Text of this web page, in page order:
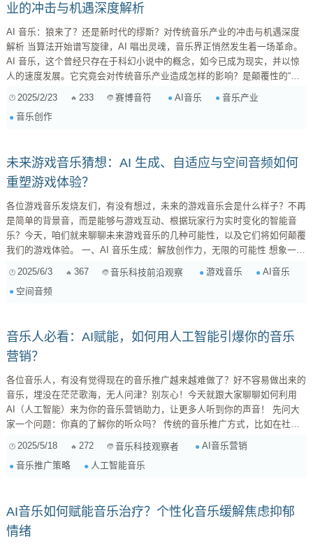
业的冲击与机遇深度解析
AI 音乐：狼来了？还是新时代的缪斯？对传统音乐产业的冲击与机遇深度
解析 当算法开始谱写旋律，AI 唱出灵魂，音乐界正悄然发生着一场革命。
AI 音乐，这个曾经只存在于科幻小说中的概念，如今已成为现实，并以惊
人的速度发展。它究竟会对传统音乐产业造成怎样的影响？是颠覆性的“狼
音乐产业的冲击、机遇以及未来发展趋势。 一、AI 音乐的崛起：从“玩具”
到“工具” AI 音乐的发展并非一蹴而就。早期 AI 生成的音乐，往往被认为是
2025/2/23 233 赛博音符 AI音乐
音乐产业
音乐创作
未来游戏音乐猜想：AI 生成、自适应与空间音频如何
重塑游戏体验？
各位游戏音乐发烧友们，有没有想过，未来的游戏音乐会是什么样子？不再
是简单的背景音，而是能够与游戏互动、根据玩家行为实时变化的智能音
乐？今天，咱们就来聊聊未来游戏音乐的几种可能性，以及它们将如何颠覆
我们的游戏体验。 一、AI 音乐生成：解放创作力，无限的可能性 想象一
下，你正在玩一款开放世界游戏，走到一片森林，游戏会根据你所处环境、
时间、天气等因素，AI 实时生成一段独特的森林音乐。当你进入战斗状
态，音乐会瞬间切换成激烈的战斗乐，而且每次战斗的音乐都不一样！这并
2025/6/3 367 音乐科技前沿观察 游戏音乐
AI音乐
空间音频
音乐人必看：AI赋能，如何用人工智能引爆你的音乐
营销？
各位音乐人，有没有觉得现在的音乐推广越来越难做了？好不容易做出来的
音乐，埋没在茫茫歌海，无人问津？别灰心！今天就跟大家聊聊如何利用
AI（人工智能）来为你的音乐营销助力，让更多人听到你的声音！ 先问大
家一个问题：你真的了解你的听众吗？ 传统的音乐推广方式，比如在社交
媒体上发帖、找朋友转发、参加音乐节等等，效果往往比较有限，而且很难
精准触达目标受众。但AI的出现，改变了这一切！AI可以帮助我们更深入地
了解听众的喜好、习惯，从而制定更有效的营销策略。 AI音乐营销的核
2025/5/18 272 音乐科技观察者
AI音乐营销
音乐推广策略
人工智能音乐
AI音乐如何赋能音乐治疗？个性化音乐缓解焦虑抑郁
情绪